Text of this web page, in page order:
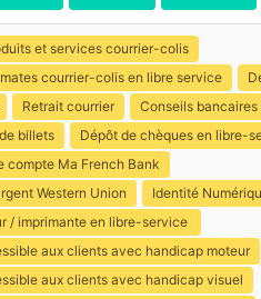
et services courrier-colis
courrier-colis en libre service
Retrait courrier
Conseils bancaires
billets
Dépôt de chèques en libre-
compte Ma French Bank
Western Union
Identité
/ imprimante en libre-service
aux clients avec handicap moteur
aux clients avec handicap visuel